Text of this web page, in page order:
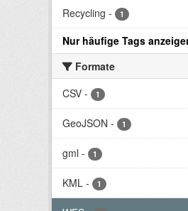
Recycling - 1
Nur häufige Tags
Formate
CSV - 1
GeoJSON - 1
gml - 1
KML - 1